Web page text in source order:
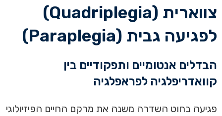
צווארית (Quadriplegia)
לפגיעה גבית (Paraplegia)
הבדלים אנטומיים ותפקודיים בין
קוואדריפלגיה לפראפלגיה
פגיעה בחוט השדרה משנה את מרקם החיים הפיזיולוגי